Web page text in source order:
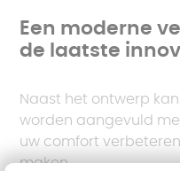
Een moderne
de laatste
Naast het ontwerp
worden aangevuld
uw comfort
maken.